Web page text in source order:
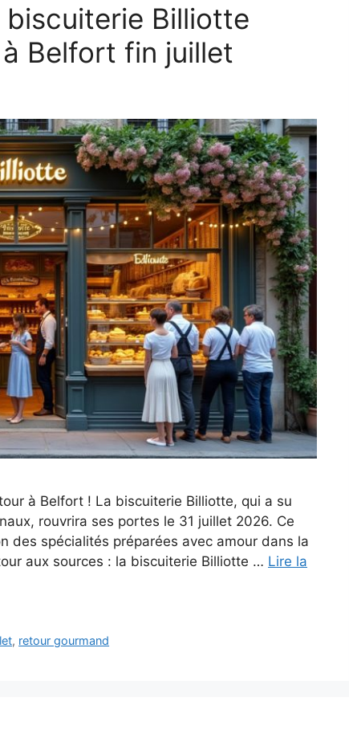
biscuiterie Billiotte
Belfort fin juillet
à Belfort ! La biscuiterie Billiotte, qui a su
rouvrira ses portes le 31 juillet 2026. Ce
des spécialités préparées avec amour dans la
aux sources : la biscuiterie Billiotte … Lire la
, retour gourmand